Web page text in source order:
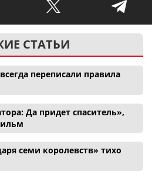
СТАТЬИ
переписали правила
Да придет спаситель»,
семи королевств» тихо